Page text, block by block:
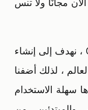
: في Gradient ، نهدف إلى إنشاء
، لذلك أضفنا
سهلة الاستخدام